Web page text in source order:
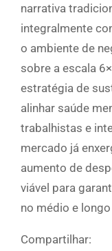
narrativa
integralmente
o ambiente de
sobre a escala
estratégia de
alinhar saúde
trabalhistas e
mercado já
aumento de
viável para
no médio e
Compartilhar: